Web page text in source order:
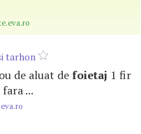
tarhon
de aluat defoietaj 1 fir
...